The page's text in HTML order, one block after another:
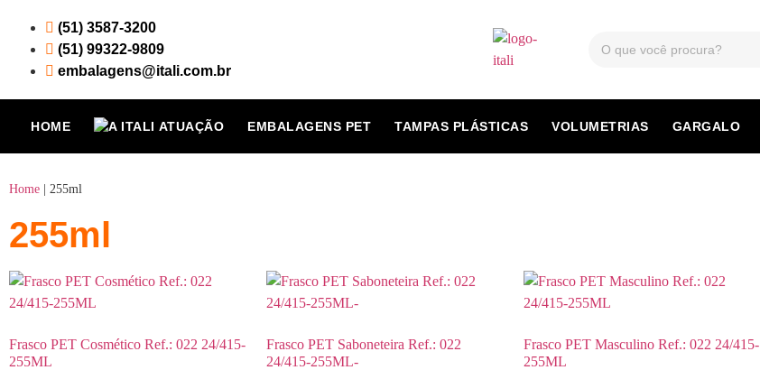
(51) 3587-3200
(51) 99322-9809
embalagens@itali.com.br
HOME ATUAÇÃO EMBALAGENS PET TAMPAS PLÁSTICAS VOLUMETRIAS GARGALO
Home 255ml
255ml
Frasco PET Cosmético Ref.: 022 24/415-
255ML
Frasco PET Saboneteira Ref.: 022
24/415-255ML-
Frasco PET Masculino Ref.: 022 24/415-
255ML